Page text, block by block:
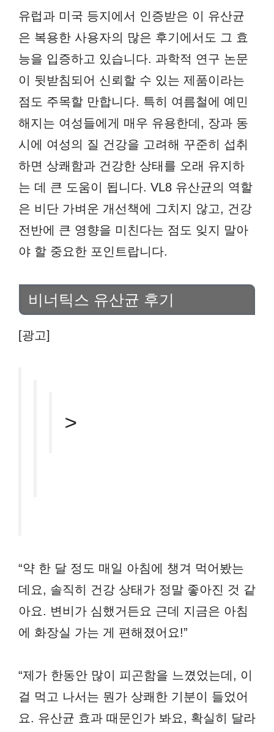
유럽과 미국 등지에서 인증받은 이 유산균
은 복용한 사용자의 많은 후기에서도 그 효
능을 입증하고 있습니다. 과학적 연구 논문
이 뒷받침되어 신뢰할 수 있는 제품이라는
점도 주목할 만합니다. 특히 여름철에 예민
해지는 여성들에게 매우 유용한데, 장과 동
시에 여성의 질 건강을 고려해 꾸준히 섭취
하면 상쾌함과 건강한 상태를 오래 유지하
는 데 큰 도움이 됩니다. VL8 유산균의 역할
은 비단 가벼운 개선책에 그치지 않고, 건강
전반에 큰 영향을 미친다는 점도 잊지 말아
야 할 중요한 포인트랍니다.
비너틱스 유산균 후기
[광고]
>
“약 한 달 정도 매일 아침에 챙겨 먹어봤는
데요, 솔직히 건강 상태가 정말 좋아진 것 같
아요. 변비가 심했거든요 근데 지금은 아침
에 화장실 가는 게 편해졌어요!”
“제가 한동안 많이 피곤함을 느꼈었는데, 이
걸 먹고 나서는 뭔가 상쾌한 기분이 들었어
요. 유산균 효과 때문인가 봐요, 확실히 달라